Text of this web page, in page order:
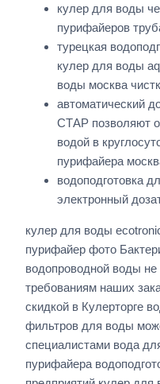
кулер для воды
пурифайеров
турецкая
кулер для воды
воды москва
автоматический
СТАР позволяют
водой в
пурифайера
водоподготовка
электронный
кулер для воды
пурифайер фото
водопроводной воды не
требованиям наших
скидкой в Кулерторге
фильтров для воды
специалистами вода
пурифайера